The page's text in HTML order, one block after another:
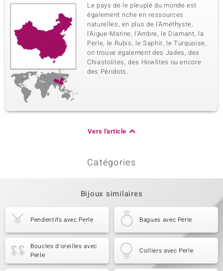
Le pays de le pleuplé du monde est
également riche en ressources
naturelles, en plus de l'Améthyste,
l'Aigue-Marine, l'Ambre, le Diamant, la
Perle, le Rubis, le Saphir, le Turquoise,
on trouve également des Jades, des
Chiastolites, des Howlites ou encore
des Péridots.
Vers l'article
Catégories
Bijoux similaires
Pendentifs avec Perle Bagues avec Perle
Boucles d'oreilles avec
Perle
Colliers avec Perle